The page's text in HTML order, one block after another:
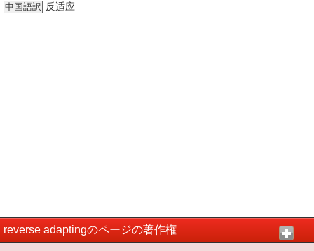
中国語訳 反适应
reverse adaptingのページの著作権